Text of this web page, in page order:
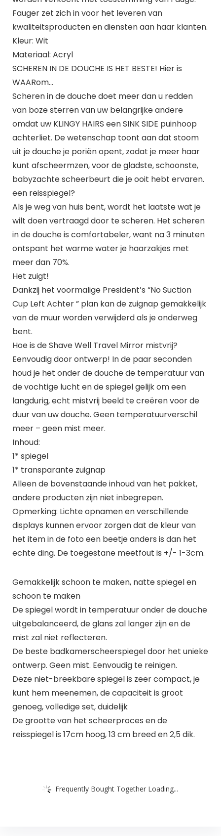
Fauger zet zich in voor het leveren van
kwaliteitsproducten en diensten aan haar klanten.
Kleur: Wit
Materiaal: Acryl
SCHEREN IN DE DOUCHE IS HET BESTE! Hier is
WAARom…
Scheren in de douche doet meer dan u redden
van boze sterren van uw belangrijke andere
omdat uw KLINGY HAIRS een SINK SIDE puinhoop
achterliet. De wetenschap toont aan dat stoom
uit je douche je poriën opent, zodat je meer haar
kunt afscheermzen, voor de gladste, schoonste,
babyzachte scheerbeurt die je ooit hebt ervaren.
een reisspiegel?
Als je weg van huis bent, wordt het laatste wat je
wilt doen vertraagd door te scheren. Het scheren
in de douche is comfortabeler, want na 3 minuten
ontspant het warme water je haarzakjes met
meer dan 70%.
Het zuigt!
Dankzij het voormalige President’s “No Suction
Cup Left Achter ” plan kan de zuignap gemakkelijk
van de muur worden verwijderd als je onderweg
bent.
Hoe is de Shave Well Travel Mirror mistvrij?
Eenvoudig door ontwerp! In de paar seconden
houd je het onder de douche de temperatuur van
de vochtige lucht en de spiegel gelijk om een
langdurig, echt mistvrij beeld te creëren voor de
duur van uw douche. Geen temperatuurverschil
meer – geen mist meer.
Inhoud:
1* spiegel
1* transparante zuignap
Alleen de bovenstaande inhoud van het pakket,
andere producten zijn niet inbegrepen.
Opmerking: Lichte opnamen en verschillende
displays kunnen ervoor zorgen dat de kleur van
het item in de foto een beetje anders is dan het
echte ding. De toegestane meetfout is +/- 1-3cm.
Gemakkelijk schoon te maken, natte spiegel en
schoon te maken
De spiegel wordt in temperatuur onder de douche
uitgebalanceerd, de glans zal langer zijn en de
mist zal niet reflecteren.
De beste badkamerscheerspiegel door het unieke
ontwerp. Geen mist. Eenvoudig te reinigen.
Deze niet-breekbare spiegel is zeer compact, je
kunt hem meenemen, de capaciteit is groot
genoeg, volledige set, duidelijk
De grootte van het scheerproces en de
reisspiegel is 17cm hoog, 13 cm breed en 2,5 dik.
Frequently Bought Together Loading...